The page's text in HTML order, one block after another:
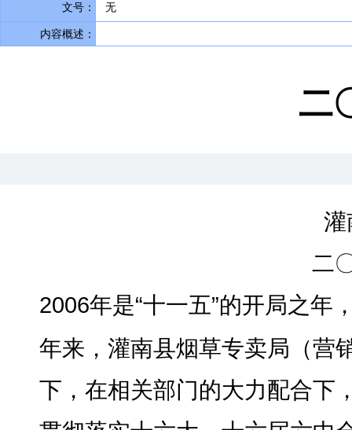
文号： 无
内容概述：
二
灌
二
2006年是“十一五”的开局之年
年来 ， 灌南县烟草专卖局（营
下，在相关部门的大力配合下